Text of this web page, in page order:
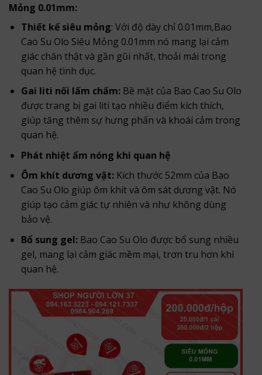
Mỏng 0.01mm:
Thiết kế siêu mỏng: Với độ dày chỉ 0.01mm,Bao
Cao Su Olo Siêu Mỏng 0.01mm nó mang lại cảm
giác chân thật và gần gũi nhất, thoải mái trong
quan hệ tình dục.
Gai liti nối lấm chấm:Bề mặt của Bao Cao Su Olo
được trang bị gai liti tạo nhiều điểm kích thích,
giúp tăng thêm sự hưng phấn và khoái cảm trong
quan hệ.
Phát nhiệt ấm nóng khi quan hệ
Ôm khít dương vật:Kích thước 52mm của Bao
Cao Su Olo giúp ôm khít và ôm sát dương vật. Nó
giúp tạo cảm giác tự nhiên và như không dùng
bảo vệ.
Bổ sung gel:Bao Cao Su Olo được bổ sung nhiều
gel, mang lại cảm giác mềm mại, trơn tru hơn khi
quan hệ.